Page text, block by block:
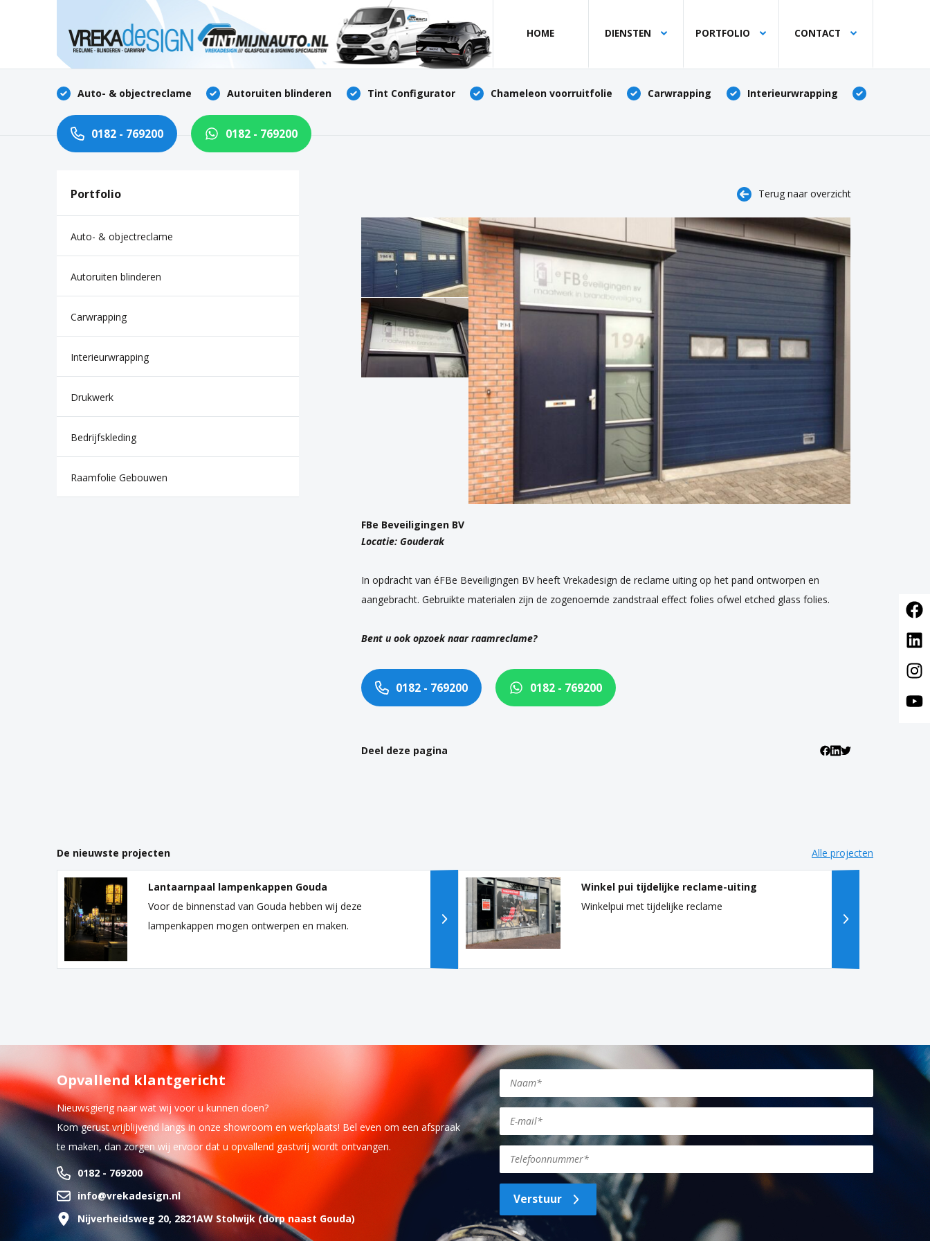
HOME DIENSTEN PORTFOLIO CONTACT
Home
Diensten
Contact
Auto- & objectreclame Autoruiten blinderen Tint Configurator Chameleon voorruitfolie Carwrapping Interieurwrapping
0182 - 769200 0182 - 769200
Portfolio
Auto- & objectreclame
Autoruiten blinderen
Carwrapping
Interieurwrapping
Drukwerk
Bedrijfskleding
Raamfolie Gebouwen
Terug naar overzicht
FBe Beveiligingen BV
Locatie: Gouderak
In opdracht van éFBe Beveiligingen BV heeft Vrekadesign de reclame uiting op het pand ontworpen en
aangebracht. Gebruikte materialen zijn de zogenoemde zandstraal effect folies ofwel etched glass folies.
Bent u ook opzoek naar raamreclame?
0182 - 769200 0182 - 769200
Deel deze pagina
De nieuwste projecten Alle projecten
Lantaarnpaal lampenkappen Gouda
Voor de binnenstad van Gouda hebben wij deze
lampenkappen mogen ontwerpen en maken.
Winkel pui tijdelijke reclame-uiting
Winkelpui met tijdelijke reclame
Opvallend klantgericht
Nieuwsgierig naar wat wij voor u kunnen doen?
Kom gerust vrijblijvend langs in onze showroom en werkplaats! Bel even om een afspraak
te maken, dan zorgen wij ervoor dat u opvallend gastvrij wordt ontvangen.
0182 - 769200
info@vrekadesign.nl
Nijverheidsweg 20, 2821AW Stolwijk (dorp naast Gouda)
Verstuur